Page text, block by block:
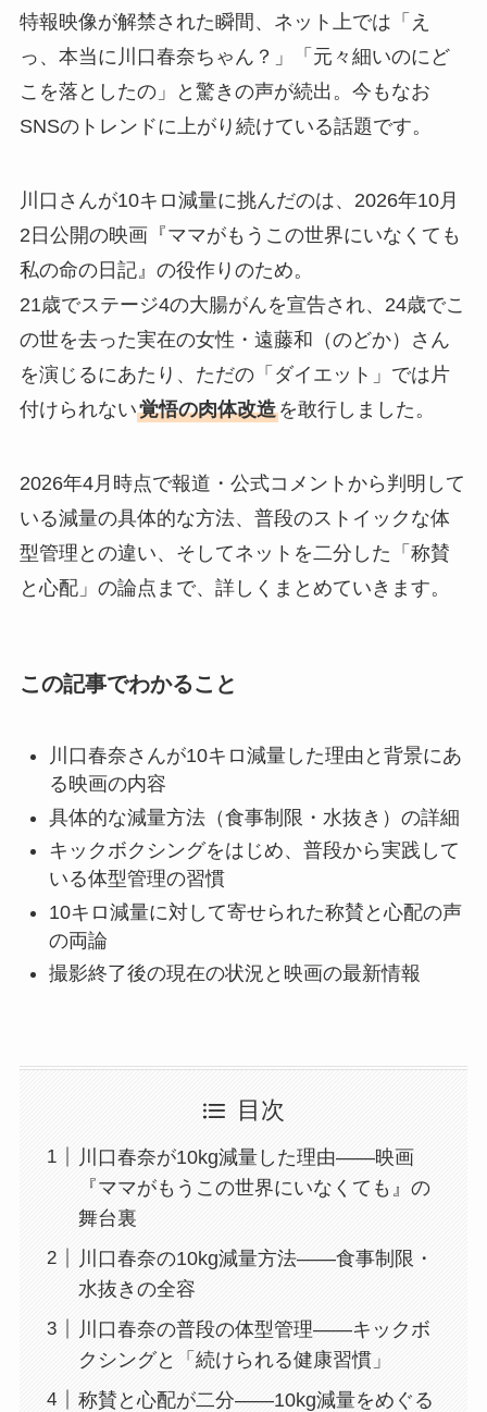
特報映像が解禁された瞬間、ネット上では「え
っ、本当に川口春奈ちゃん？」「元々細いのにど
こを落としたの」と驚きの声が続出。今もなお
SNSのトレンドに上がり続けている話題です。
川口さんが10キロ減量に挑んだのは、2026年10月
2日公開の映画『ママがもうこの世界にいなくても
私の命の日記』の役作りのため。
21歳でステージ4の大腸がんを宣告され、24歳でこ
の世を去った実在の女性・遠藤和（のどか）さん
を演じるにあたり、ただの「ダイエット」では片
付けられない覚悟の肉体改造を敢行しました。
2026年4月時点で報道・公式コメントから判明して
いる減量の具体的な方法、普段のストイックな体
型管理との違い、そしてネットを二分した「称賛
と心配」の論点まで、詳しくまとめていきます。
この記事でわかること
川口春奈さんが10キロ減量した理由と背景にあ
る映画の内容
具体的な減量方法（食事制限・水抜き）の詳細
キックボクシングをはじめ、普段から実践して
いる体型管理の習慣
10キロ減量に対して寄せられた称賛と心配の声
の両論
撮影終了後の現在の状況と映画の最新情報
目次
川口春奈が10kg減量した理由——映画
『ママがもうこの世界にいなくても』の
舞台裏
川口春奈の10kg減量方法——食事制限・
水抜きの全容
川口春奈の普段の体型管理——キックボ
クシングと「続けられる健康習慣」
称賛と心配が二分——10kg減量をめぐる